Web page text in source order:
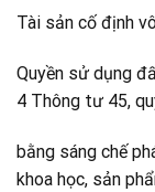
Tài sản cố định
Quyền sử dụng
4 Thông tư 45,
bằng sáng chế
khoa học, sản